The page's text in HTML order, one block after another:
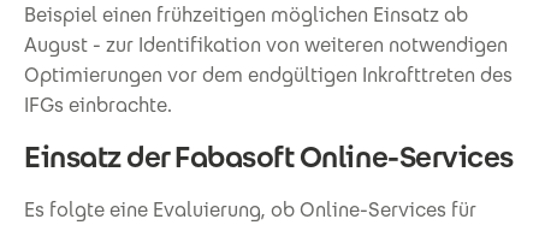
Beispiel einen frühzeitigen möglichen Einsatz ab
August - zur Identifikation von weiteren notwendigen
Optimierungen vor dem endgültigen Inkrafttreten des
IFGs einbrachte.
Einsatz der Fabasoft Online-Services
Es folgte eine Evaluierung, ob Online-Services für